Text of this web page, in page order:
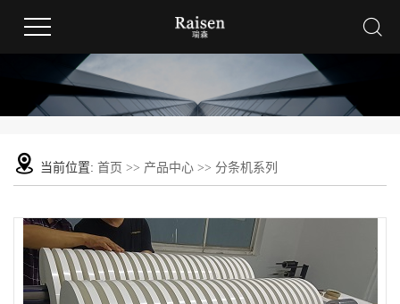
当前位置: 首页 >> 产品中心 >> 分条机系列